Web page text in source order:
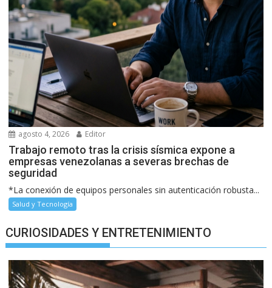
agosto 4, 2026 Editor
Trabajo remoto tras la crisis sísmica expone a
empresas venezolanas a severas brechas de
seguridad
*La conexión de equipos personales sin autenticación robusta...
Salud y Tecnología
CURIOSIDADES Y ENTRETENIMIENTO